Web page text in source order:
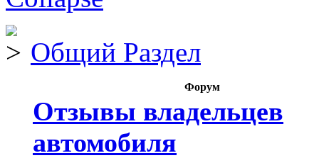
Общий Раздел
Форум
Отзывы владельцев
автомобиля